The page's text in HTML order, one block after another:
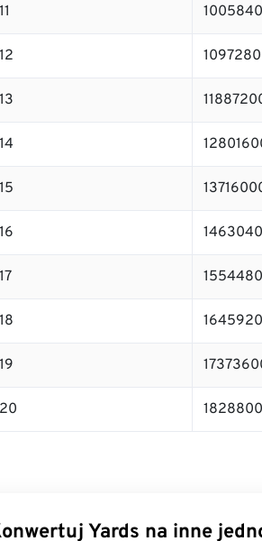
11
12
13
14
15
16
17
18
19
20
Yards na inne